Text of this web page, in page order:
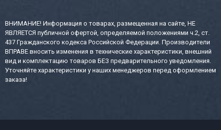
ВНИМАНИЕ! Информация о товарах, размещенная на сайте, НЕ
ЯВЛЯЕТСЯ публичной офертой, определяемой положениями ч.2, ст.
437 Гражданского кодекса Российской Федерации. Производители
ВПРАВЕ вносить изменения в технические характеристики, внешний
вид и комплектацию товаров БЕЗ предварительного уведомления.
Уточняйте характеристики у наших менеджеров перед оформлением
заказа!